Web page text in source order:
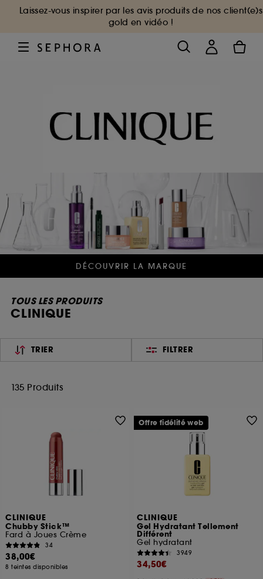
Laissez-vous inspirer par les avis produits de nos client(e)s
gold en vidéo !
DÉCOUVRIR LA MARQUE
TOUS LES PRODUITS
CLINIQUE
TRIER FILTRER
135 Produits
CLINIQUE
Chubby Stick™
Fard à Joues Crème
34
38,00€
8 teintes disponibles
CLINIQUE
Gel Hydratant Tellement
Différent
Gel hydratant
3949
34,50€
Offre fidélité web